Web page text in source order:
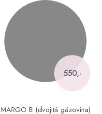
550,-
MARGO B (dvojitá gázovina)